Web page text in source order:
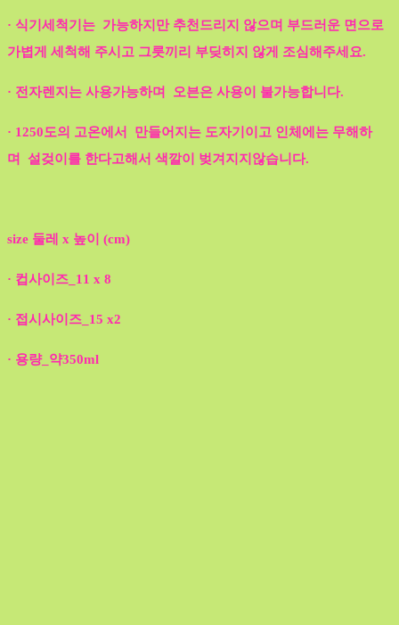
· 식기세척기는 가능하지만 추천드리지 않으며 부드러운 면으로
가볍게 세척해 주시고 그릇끼리 부딪히지 않게 조심해주세요.
· 전자렌지는 사용가능하며 오븐은 사용이 불가능합니다.
· 1250도의 고온에서 만들어지는 도자기이고 인체에는 무해하
며 설겆이를 한다고해서 색깔이 벚겨지지않습니다.
size 둘레 x 높이 (cm)
· 컵사이즈_11 x 8
· 접시사이즈_15 x2
· 용량_약350ml